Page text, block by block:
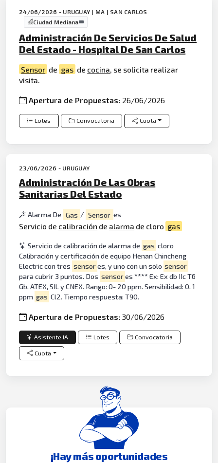
24/06/2026 - URUGUAY | MA | SAN CARLOS
Ciudad Mediana
Administración De Servicios De Salud
Del Estado - Hospital De San Carlos
Sensor de gas de cocina , se solicita realizar
visita.
Apertura de Propuestas: 26/06/2026
Lotes Convocatoria Cuota
23/06/2026 - URUGUAY
Administración De Las Obras
Sanitarias Del Estado
Alarma De Gas / Sensor es
Servicio de calibración de alarma de cloro gas
Servicio de calibración de alarma de gas cloro
Calibración y certificación de equipo Henan Chincheng
Electric con tres sensores, y uno con un solo sensor
para cubrir 3 puntos. Dos sensores **** Ex: Ex db IIc T6
Gb. ATEX, SIL y CNEX. Rango: 0- 20 ppm. Sensibilidad: 0. 1
ppm gas Cl2. Tiempo respuesta: T90.
Apertura de Propuestas:30/06/2026
Asistente IA Lotes Convocatoria
Cuota
¡Hay más oportunidades